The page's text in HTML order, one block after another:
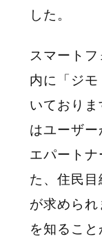
した。
スマートフ
内に「ジ
いており
はユーザー
エパートナ
た、住民
が求めら
を知るこ